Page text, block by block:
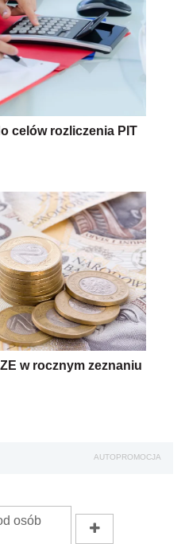
celów rozliczenia PIT
w rocznym zeznaniu
AUTOPROMOCJA
osób